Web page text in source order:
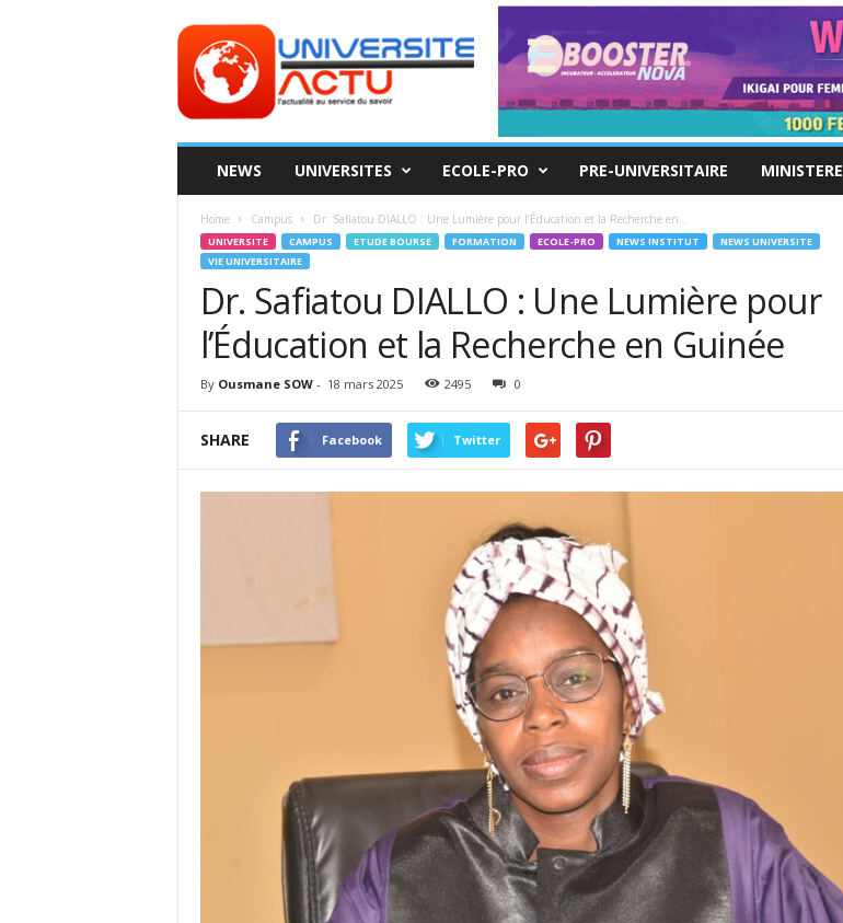
ACTU
NEWS UNIVERSITES ECOLE-PRO PRE-UNIVERSITAIRE MINISTERE
Home Campus Dr. Safiatou DIALLO : Une Lumière pour l’Éducation et la Recherche en...
UNIVERSITE CAMPUS ETUDE BOURSE FORMATION ECOLE-PRO NEWS INSTITUT
NEWS UNIVERSITE
VIE UNIVERSITAIRE
Dr. Safiatou DIALLO : Une Lumière pour
l’Éducation et la Recherche en Guinée
By Ousmane SOW- 18 mars 2025 2495 0
SHARE Facebook Twitter